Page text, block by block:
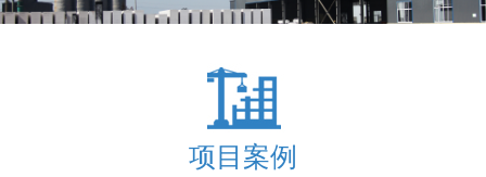
项目案例